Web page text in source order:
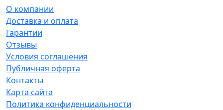
О компании
Доставка и оплата
Гарантии
Отзывы
Условия соглашения
Публичная оферта
Контакты
Карта сайта
Политика конфиденциальности